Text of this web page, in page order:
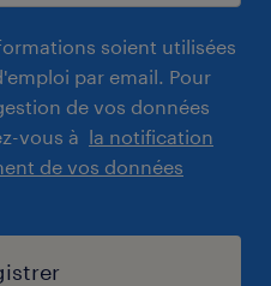
soient utilisées
par email. Pour
de vos données
vous à la notification
de vos données